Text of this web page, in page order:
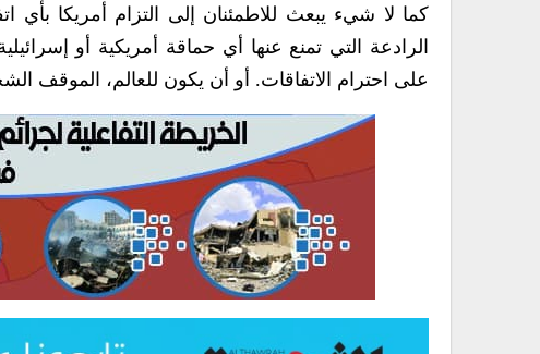
كما لا شيء يبعث للاطمئنان إلى التزام أمريكا بأي
الرادعة التي تمنع عنها أي حماقة أمريكية أو
على احترام الاتفاقات. أو أن يكون للعالم، الموقف